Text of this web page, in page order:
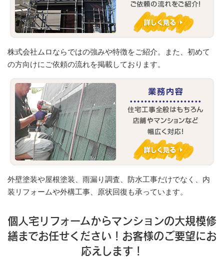
株式会社ムロならではの強みや特徴をご紹介。また、初めて
の方向けにご依頼の流れを掲載しております。
外壁塗装や屋根塗装、雨漏り調査、防水工事だけでなく、内
装リフォームや外構工事、原状回復も承っています。
個人宅リフォームからマンションの大規模修
繕までお任せください！お客様のご要望にお
応えします！